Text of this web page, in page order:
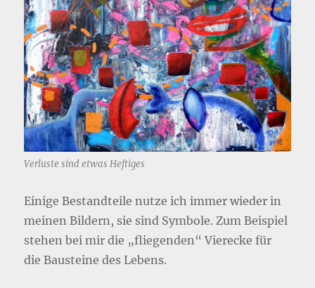
Verluste sind etwas Heftiges
Einige Bestandteile nutze ich immer wieder in
meinen Bildern, sie sind Symbole. Zum Beispiel
stehen bei mir die „fliegenden“ Vierecke für
die Bausteine des Lebens.